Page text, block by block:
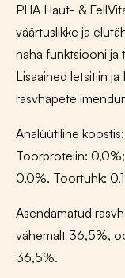
õli
PHA Haut- &
väärtuslikke ja
naha funktsiooni ja
Lisaained letsitiin
rasvhapete
Analüütiline koostis:
Toorproteiin:
0,0%. Toortuhk:
Asendamatud
vähemalt 36,5%,
36,5%.